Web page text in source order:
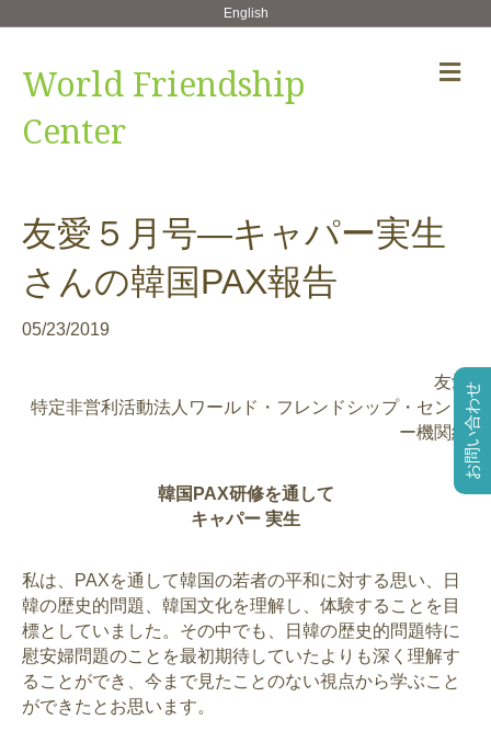
English
World Friendship
Center
メ
ニ
友愛５月号—キャパー実生
さんの韓国PAX報告
05/23/2019
友愛
特定非営利活動法人ワールド・フレンドシップ・センタ
ー機関紙
韓国PAX研修を通して
キャパー 実生
私は、PAXを通して韓国の若者の平和に対する思い、日
韓の歴史的問題、韓国文化を理解し、体験することを目
標としていました。その中でも、日韓の歴史的問題特に
慰安婦問題のことを最初期待していたよりも深く理解す
ることができ、今まで見たことのない視点から学ぶこと
ができたとお思います。
お問い合わせ